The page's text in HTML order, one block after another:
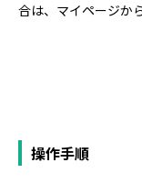
合は、マイページか
操作手順